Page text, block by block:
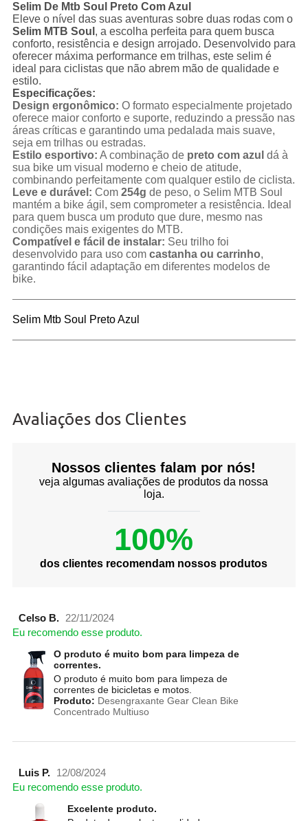
Selim De Mtb Soul Preto Com Azul
Eleve o nível das suas aventuras sobre duas rodas com o
Selim MTB Soul , a escolha perfeita para quem busca
conforto, resistência e design arrojado. Desenvolvido para
oferecer máxima performance em trilhas, este selim é
ideal para ciclistas que não abrem mão de qualidade e
estilo.
Especificações:
Design ergonômico: O formato especialmente projetado
oferece maior conforto e suporte, reduzindo a pressão nas
reas críticas e garantindo uma pedalada mais suave,
seja em trilhas ou estradas.
Estilo esportivo: A combinação de preto com azul dá à
sua bike um visual moderno e cheio de atitude,
combinando perfeitamente com qualquer estilo de ciclista.
Leve e durável: Com 254g de peso, o Selim MTB Soul
mantém a bike ágil, sem comprometer a resistência. Ideal
para quem busca um produto que dure, mesmo nas
condições mais exigentes do MTB.
Compatível e fácil de instalar: Seu trilho foi
desenvolvido para uso com castanha ou carrinho,
garantindo fácil adaptação em diferentes modelos de
bike.
Selim Mtb Soul Preto Azul
Avaliações dos Clientes
Nossos clientes falam por nós!
veja algumas avaliações de produtos da nossa
loja.
100%
dos clientes recomendam nossos produtos
Celso B.
22/11/2024
Eu recomendo esse produto.
O produto é muito bom para limpeza de
correntes.
O produto é muito bom para limpeza de
correntes de bicicletas e motos.
Produto: Desengraxante Gear Clean Bike
Concentrado Multiuso
Luis P.
12/08/2024
Eu recomendo esse produto.
Excelente produto.